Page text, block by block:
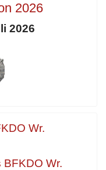
2026
2026
Wr.
Wr.